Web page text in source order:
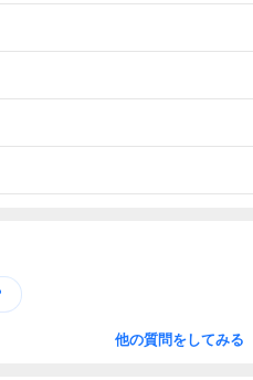
他の質問をしてみる